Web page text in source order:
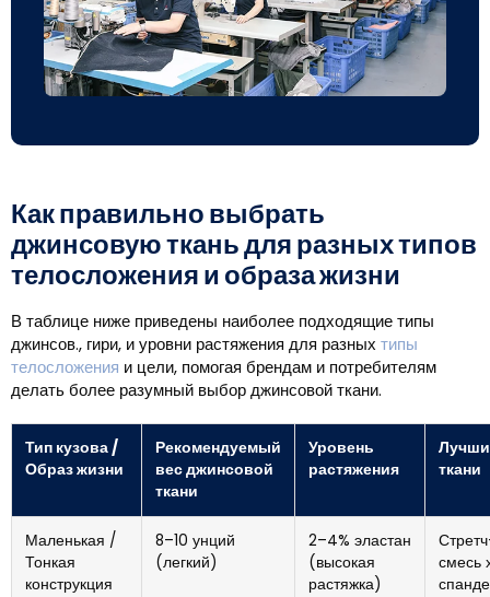
Как правильно выбрать
джинсовую ткань для разных типов
телосложения и образа жизни
В таблице ниже приведены наиболее подходящие типы
джинсов., гири, и уровни растяжения для разных типы
телосложения и цели, помогая брендам и потребителям
делать более разумный выбор джинсовой ткани.
Тип кузова /
Образ жизни
Рекомендуемый
вес джинсовой
ткани
Уровень
растяжения
ткани
Маленькая /
Тонкая
конструкция
8–10 унций
(легкий)
2–4% эластан
(высокая
растяжка)
смесь